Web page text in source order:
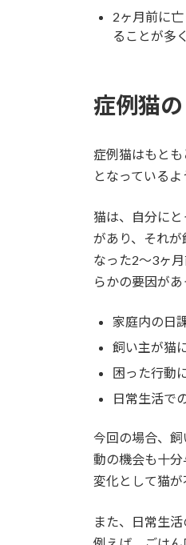
2ヶ月前に
ることが多
症例猫
症例猫はもと
となっているよ
猫は、自分に
があり、それ
なった2～3ヶ
らかの要因が
家庭内の日
飼い主が猫
困った行動
日常生活で
今回の場合、
動の機会も十
変化として猫が
また、日常生